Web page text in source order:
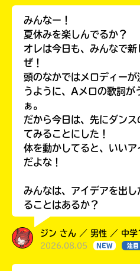
みんなー！
夏休みを楽しんでるか？
オレは今日も、みんなで
ぜ！
頭のなかではメロディーが
うように、Aメロの歌詞が
ぁ。
だから今日は、先にダンス
てみることにした！
体を動かしてると、いいア
だよな！
みんなは、アイデアを出し
ることはあるか？
ジン さん ／ 男性 ／ 中
2026.08.05 NEW 注